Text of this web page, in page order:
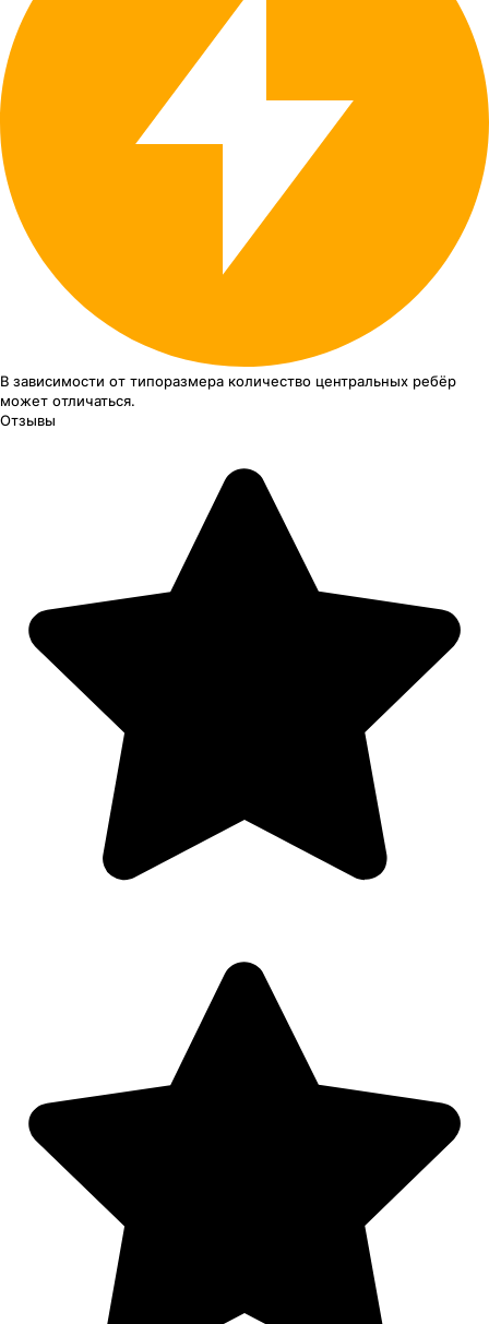
В зависимости от типоразмера количество центральных ребёр
может отличаться.
Отзывы